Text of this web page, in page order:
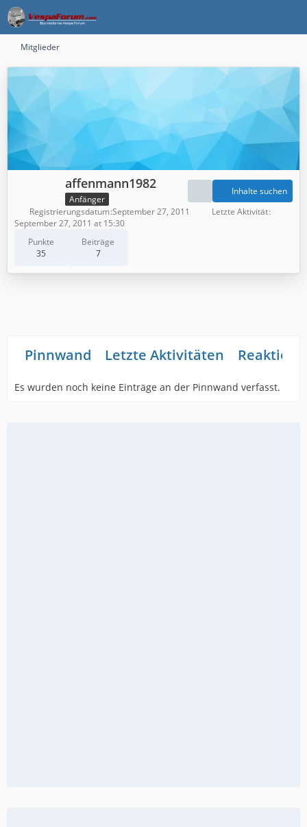
Mitglieder
affenmann1982
Anfänger
Punkte
35
Beiträge
7
Inhalte suchen
Registrierungsdatum September 27, 2011
Letzte Aktivität
September 27, 2011 at 15:30
Pinnwand Letzte Aktivitäten
Es wurden noch keine Einträge an der Pinnwand verfasst.